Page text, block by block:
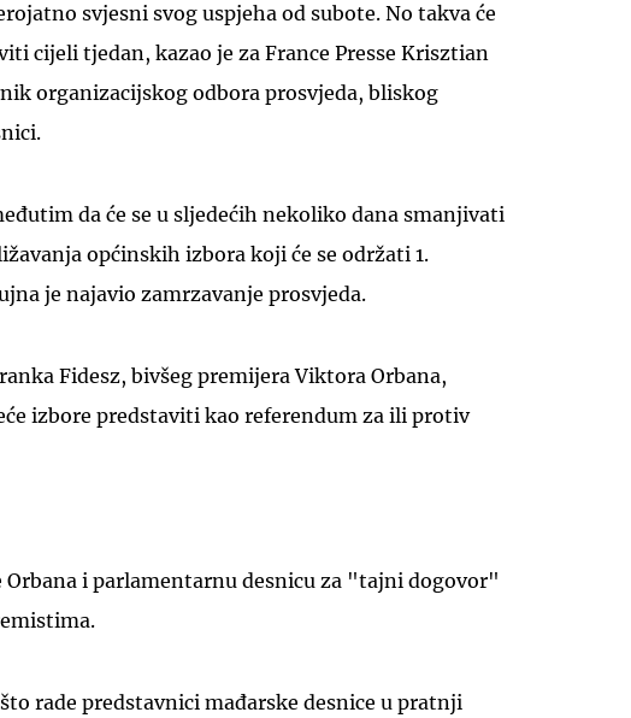
svjesni svog uspjeha od subote. No takva će
cijeli tjedan, kazao je za France Presse Krisztian
organizacijskog odbora prosvjeda, bliskog
da će se u sljedećih nekoliko dana smanjivati
općinskih izbora koji će se održati 1.
je najavio zamrzavanje prosvjeda.
Fidesz, bivšeg premijera Viktora Orbana,
izbore predstaviti kao referendum za ili protiv
Orbana i parlamentarnu desnicu za "tajni dogovor"
rade predstavnici mađarske desnice u pratnji
UKLJUČITE NOTIFIKACIJE